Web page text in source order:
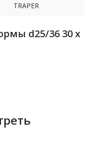
TRAPER
d25/36 30 х